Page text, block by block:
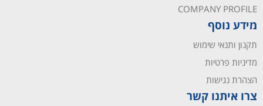
COMPANY PROFILE
מידע נוסף
תקנון ותנאי שימוש
מדיניות פרטיות
הצהרת נגישות
צרו איתנו קשר